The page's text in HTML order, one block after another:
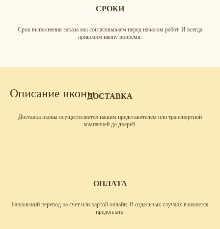
СРОКИ
Срок выполнения заказа мы согласовываем перед началом работ. И всегда
привозим икону вовремя.
ДОСТАВКА
Доставка иконы осуществляется нашим представителем или транспортной
компанией до дверей.
ОПЛАТА
Банковский перевод на счет или картой онлайн. В отдельных случаях взимается
предоплата.
Описание иконы